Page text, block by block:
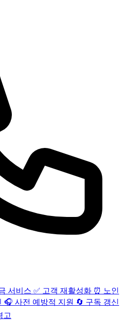
서비스 ✅ 고객 재활성화 ⏰ 노인
🎧 사전 예방적 지원 🔄 구독 갱신
고